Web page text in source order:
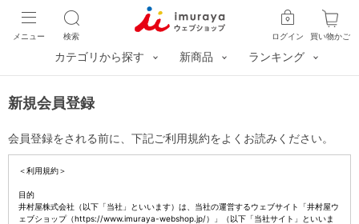
買い物かご
ログイン
検索
メニュー
カテゴリから探す 新商品 ランキング
新規会員登録
会員登録をされる前に、下記ご利用規約をよくお読みください。